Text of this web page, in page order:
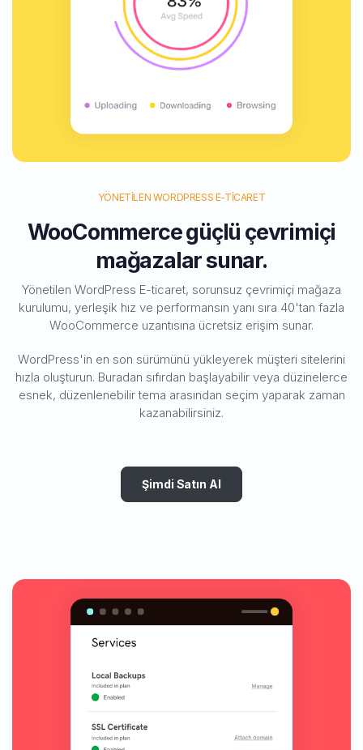
YÖNETILEN WORDPRESS E-TICARET
WooCommerce güçlü çevrimiçi
mağazalar sunar.
Yönetilen WordPress E-ticaret, sorunsuz çevrimiçi mağaza
kurulumu, yerleşik hız ve performansın yanı sıra 40'tan fazla
WooCommerce uzantısına ücretsiz erişim sunar.
WordPress'in en son sürümünü yükleyerek müşteri sitelerini
hızla oluşturun. Buradan sıfırdan başlayabilir veya düzinelerce
esnek, düzenlenebilir tema arasından seçim yaparak zaman
kazanabilirsiniz.
Şimdi Satın Al